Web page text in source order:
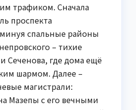
трафиком. Сначала
проспекта
спальные районы
– тихие
Сеченова, где дома ещё
шармом. Далее –
магистрали:
Мазепы с его вечными